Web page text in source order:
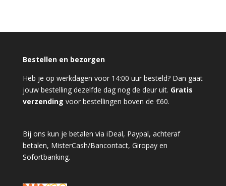
Bestellen en bezorgen
Heb je op werkdagen voor 14:00 uur besteld? Dan gaat
jouw bestelling dezelfde dag nog de deur uit. Gratis
verzending voor bestellingen boven de €60.
Bij ons kun je betalen via iDeal, Paypal, achteraf
betalen, MisterCash/Bancontact, Giropay en
Sofortbanking.